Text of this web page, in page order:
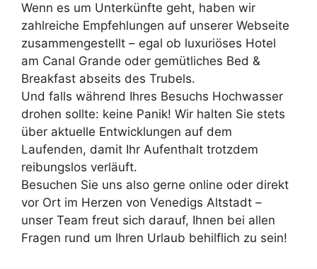
Wenn es um Unterkünfte geht, haben wir
zahlreiche Empfehlungen auf unserer Webseite
zusammengestellt – egal ob luxuriöses Hotel
am Canal Grande oder gemütliches Bed &
Breakfast abseits des Trubels.
Und falls während Ihres Besuchs Hochwasser
drohen sollte: keine Panik! Wir halten Sie stets
über aktuelle Entwicklungen auf dem
Laufenden, damit Ihr Aufenthalt trotzdem
reibungslos verläuft.
Besuchen Sie uns also gerne online oder direkt
vor Ort im Herzen von Venedigs Altstadt –
unser Team freut sich darauf, Ihnen bei allen
Fragen rund um Ihren Urlaub behilflich zu sein!